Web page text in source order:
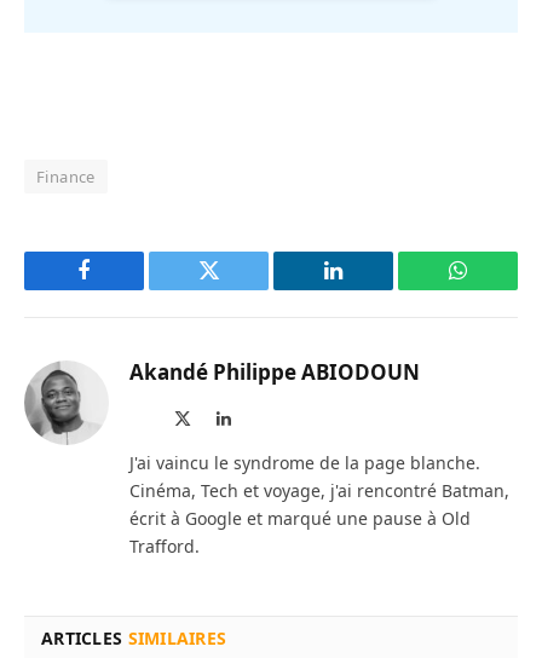
Finance
Facebook Twitter LinkedIn
Akandé Philippe ABIODOUN
LinkedIn
J'ai vaincu le syndrome de la page blanche.
Cinéma, Tech et voyage, j'ai rencontré Batman,
écrit à Google et marqué une pause à Old
Trafford.
ARTICLES SIMILAIRES